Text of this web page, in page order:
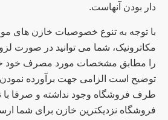
دار بودن آنهاست.
با توجه به تنوع خصوصیات خازن های
مکاترونیک، شما می توانید در صورت
را مطابق مشخصات مورد مصرف خود
توضیح است الزامی جهت برآورده
طرف فروشگاه وجود نداشته و صرفا با
فروشگاه نزدیکترین خازن برای شما